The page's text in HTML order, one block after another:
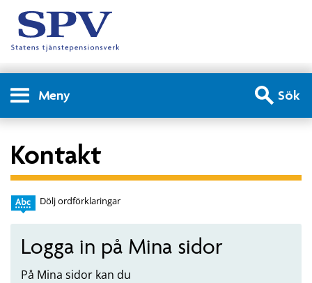
Meny Sök
Kontakt
Dölj ordförklaringar
Logga in på Mina sidor
På Mina sidor kan du